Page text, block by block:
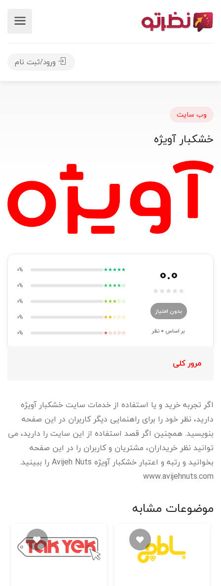
ورود/ثبت نام
وب سایت
خشکبار آویژه
0.0
★
★
★
★
★
بدون امتیاز
بر اساس 0 نظر
★★★★★
0%
★★★★☆
0%
★★★☆☆
0%
★★☆☆☆
0%
★☆☆☆☆
0%
مرور کلی
اگر تجربه خرید و یا استفاده از خدمات سایت خشکبار آویژه
دارید، نظر خود را برای راهنمایی دیگر کاربران در این صفحه
بنویسید. همچنین اگر قصد استفاده از این سایت را دارید، می
توانید نظر خریداران، مشتریان و کاربران را در این صفحه
بخوانید و رتبه و اعتبار خشکبار آویژه Avijeh Nuts را ببینید.
www.avijehnuts.com
موضوعات مشابه